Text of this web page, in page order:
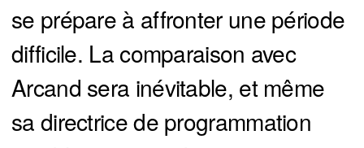
se prépare à affronter une période
difficile. La comparaison avec
Arcand sera inévitable, et même
sa directrice de programmation